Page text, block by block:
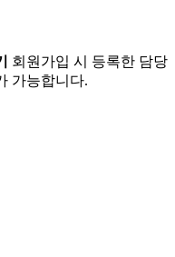
회원가입 시 등록한 담당
가능합니다.